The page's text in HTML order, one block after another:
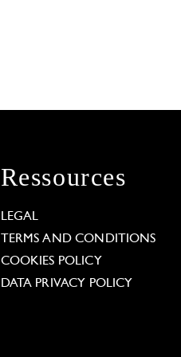
Ressources
LEGAL
TERMS AND CONDITIONS
COOKIES POLICY
DATA PRIVACY POLICY